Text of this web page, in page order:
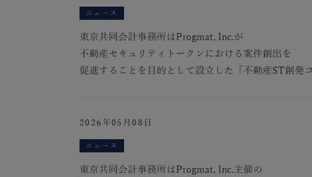
ニュース
東京共同会計事務所はProgmat, Inc.が
不動産セキュリティトークンにおける案件創出を
促進することを目的として設立した「不動産ST創発
2026年05月08日
ニュース
東京共同会計事務所はProgmat, Inc.主催の